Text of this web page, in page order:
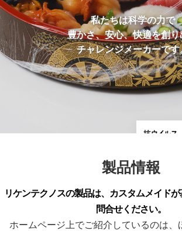
私たちは科学の力で
豊かさ、安心、快適を創り
チャレンジメーカーです
製品情報
リケンテクノスの製品は、カスタムメイド
問合せください。
ホームページ上でご紹介しているのは、